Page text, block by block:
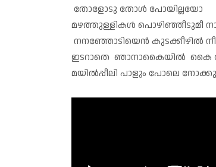
തോളോടു തോൾ പോയില്ലയോ
മഴത്തുള്ളികൾ പൊഴിഞ്ഞീടുമീ
നനഞ്ഞോടിയെൻ കുടക്കീഴിൽ
ഇടറാതെ ഞാനാകൈയിൽ കൈ
മയിൽപ്പീലി പാളും പോലെ